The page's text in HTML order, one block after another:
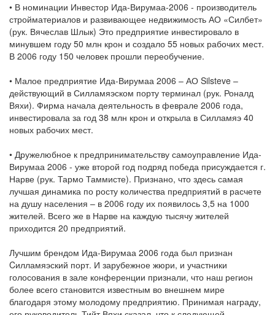
• В номинации Инвестор Ида-Вирумаа-2006 - производитель
стройматериалов и развивающее недвижимость АО «Силбет»
(рук. Вячеслав Шлык) Это предприятие инвестировало в
минувшем году 50 млн крон и создало 55 новых рабочих мест.
В 2006 году 150 человек прошли переобучение.
• Малое предприятие Ида-Вирумаа 2006 – АО Silsteve –
действующий в Силламяэском порту терминал (рук. Роналд
Вяхи). Фирма начала деятельность в феврале 2006 года,
инвестировала за год 38 млн крон и открыла в Силламяэ 40
новых рабочих мест.
• Дружелюбное к предпринимательству самоуправление Ида-
Вирумаа 2006 - уже второй год подряд победа присуждается г.
Нарве (рук. Тармо Таммисте). Признано, что здесь самая
лучшая динамика по росту количества предприятий в расчете
на душу населения – в 2006 году их появилось 3,5 на 1000
жителей. Всего же в Нарве на каждую тысячу жителей
приходится 20 предприятий.
Лучшим брендом Ида-Вирумаа 2006 года был признан
Cилламяэский порт. И зарубежное жюри, и участники
голосования в зале конференции признали, что наш регион
более всего становится известным во внешнем мире
благодаря этому молодому предприятию. Принимая награду,